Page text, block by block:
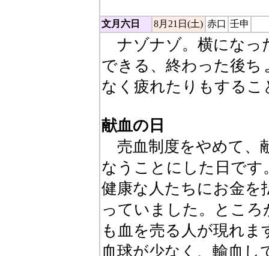
文月六日 8月21日(土) 赤口 壬申
ナゾナゾ。横になっ
できる、終わった後
なく疲れたりもするこ
献血の日
売血制度をやめて、
なうことにした日です
健康な人たちにお金を
っていました。とこ
も血を売る人が現れ
血球が少なく、輸血